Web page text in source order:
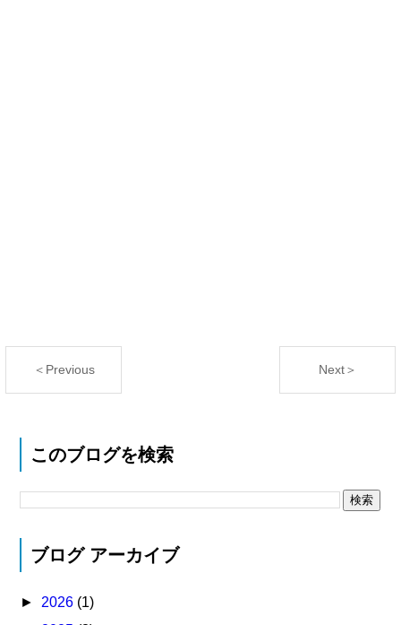
＜Previous Next＞
このブログを検索
ブログ アーカイブ
► 2026 (1)